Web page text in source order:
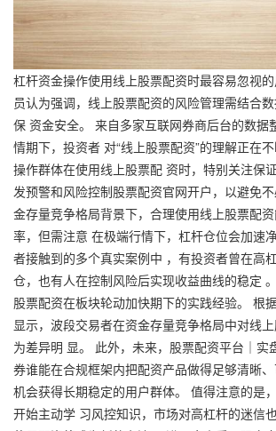
杠杆资金操作使用线上股票配资时最容易忽视
员认为强调，线上股票配资的风险管理需结合
保 资金安全。 来自多家互联网券商后台的数据
情期下，投资者 对“线上股票配资”的理解正在
操作群体在使用线上股票配 资时，特别关注保
发预警和风险控制股票配资官网开户，以避免
金存量竞争格局背景下，合理使用线上股票配
率，但需注意 在极端行情下，杠杆仓位会加速
者接触到的多个真实案例中 ，有投资者曾在高
仓，也有人在控制风险后实现收益曲线的稳定
股票配资在板块轮动加快期下的实践经验。 根
显示，波段交易者在资金存量竞争格局中对线
为差异明 显。 此外，未来， 股票配资平台｜实
券谁能在合规框架内把配资产品做得足够清晰
机会获得长期稳定的用户群体。 值得注意的是
开始主动学 习风控知识，市场对高杠杆的迷信